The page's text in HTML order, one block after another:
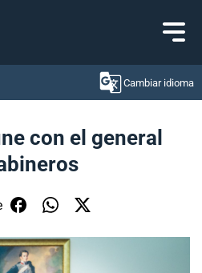
al contenido
Cambiar idioma
con el general